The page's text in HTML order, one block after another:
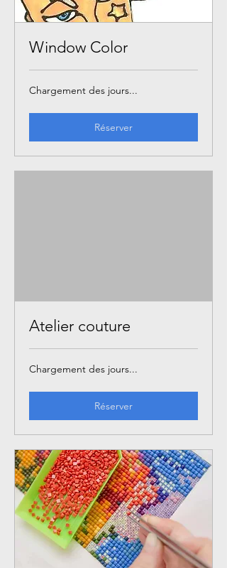
Window Color
Chargement des jours...
Réserver
Atelier couture
Chargement des jours...
Réserver